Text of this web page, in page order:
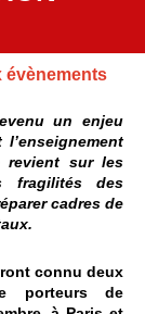
évènements
un enjeu
revient sur les
fragilités des
cadres de
connu deux
porteurs de